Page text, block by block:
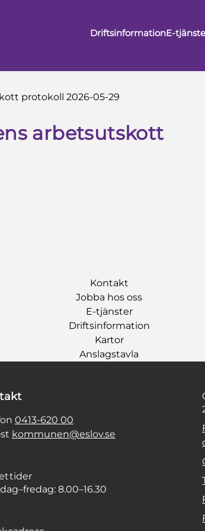
DriftsinformationE-
protokoll 2026-05-29
arbetsutskott
Kontakt
Jobba hos oss
E-tjänster
Driftsinformation
Kartor
Anslagstavla
0413-620 00
kommunen@eslov.se
8.00–16.30